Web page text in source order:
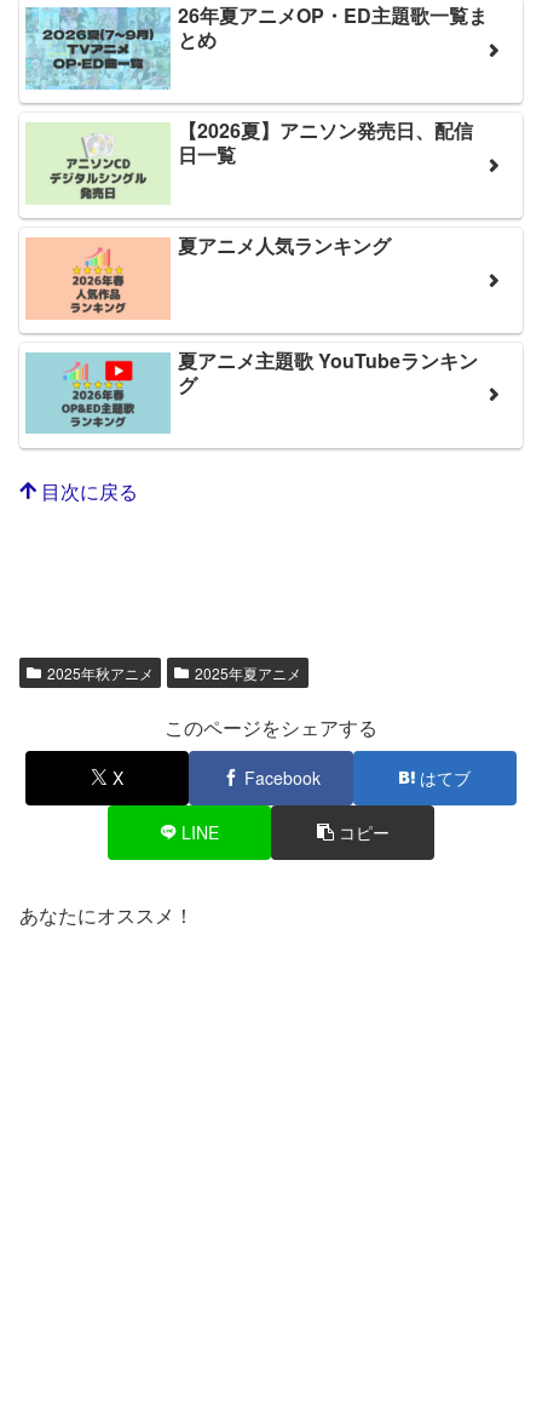
26年夏アニメOP・ED主題歌一覧ま
とめ
【2026夏】アニソン発売日、配信
日一覧
夏アニメ人気ランキング
夏アニメ主題歌 YouTubeランキン
グ
目次に戻る
2025年秋アニメ 2025年夏アニメ
このページをシェアする
X Facebook はてブ
LINE コピー
あなたにオススメ！